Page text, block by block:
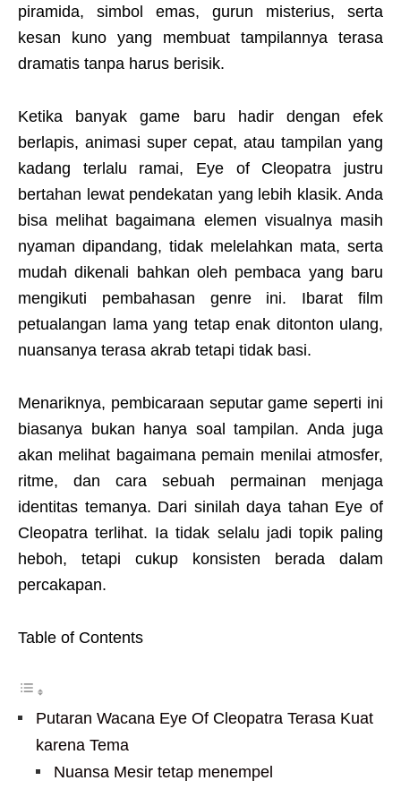
piramida, simbol emas, gurun misterius, serta
kesan kuno yang membuat tampilannya terasa
dramatis tanpa harus berisik.
Ketika banyak game baru hadir dengan efek
berlapis, animasi super cepat, atau tampilan yang
kadang terlalu ramai, Eye of Cleopatra justru
bertahan lewat pendekatan yang lebih klasik. Anda
bisa melihat bagaimana elemen visualnya masih
nyaman dipandang, tidak melelahkan mata, serta
mudah dikenali bahkan oleh pembaca yang baru
mengikuti pembahasan genre ini. Ibarat film
petualangan lama yang tetap enak ditonton ulang,
nuansanya terasa akrab tetapi tidak basi.
Menariknya, pembicaraan seputar game seperti ini
biasanya bukan hanya soal tampilan. Anda juga
akan melihat bagaimana pemain menilai atmosfer,
ritme, dan cara sebuah permainan menjaga
identitas temanya. Dari sinilah daya tahan Eye of
Cleopatra terlihat. Ia tidak selalu jadi topik paling
heboh, tetapi cukup konsisten berada dalam
percakapan.
Table of Contents
Putaran Wacana Eye Of Cleopatra Terasa Kuat
karena Tema
Nuansa Mesir tetap menempel